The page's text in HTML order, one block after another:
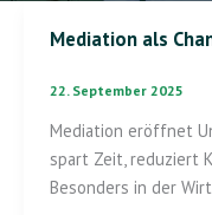
Mediation als
22. September 2025
Mediation eröffnet
spart Zeit, reduziert
Besonders in der
Mediation
Chancenmotor
für
Unternehmen